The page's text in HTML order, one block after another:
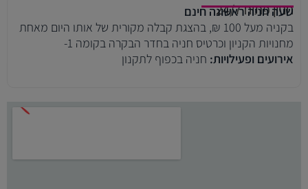
חניון פתוח 24/7
שעה חניה ראשונה חינם
בקניה מעל 100 ₪, בהצגת קבלה מקורית של אותו היום מאחת
מחנויות הקניון וכרטיס חניה בחדר הבקרה בקומה 1-
אירועים ופעילויות: חניה בכפוף לתקנון